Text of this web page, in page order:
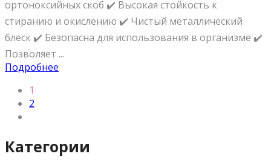
ортоноксийных скоб ✔️ Высокая стойкость к
стиранию и окислению ✔️ Чистый металлический
блеск ✔️ Безопасна для использования в организме ✔️
Позволяет ...
Подробнее
1
2
Категории